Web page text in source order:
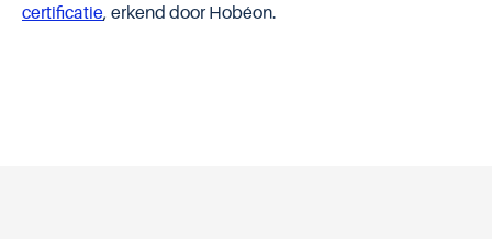
certificatie, erkend door Hobéon.